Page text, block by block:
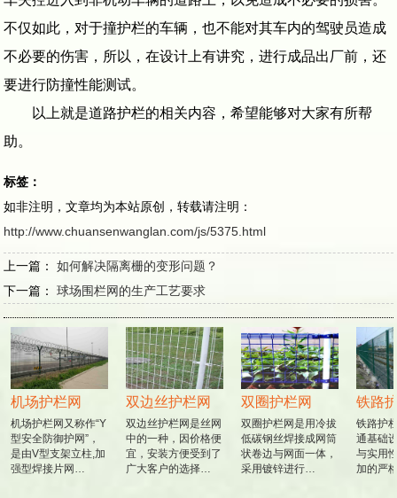
不仅如此，对于撞护栏的车辆，也不能对其车内的驾驶员造成
不必要的伤害，所以，在设计上有讲究，进行成品出厂前，还
要进行防撞性能测试。
以上就是道路护栏的相关内容，希望能够对大家有所帮
助。
标签：
如非注明，文章均为本站原创，转载请注明：
http://www.chuansenwanglan.com/js/5375.html
上一篇：如何解决隔离栅的变形问题？
下一篇：球场围栏网的生产工艺要求
机场护栏网
机场护栏网又称作“Y
型安全防御护网”，
是由V型支架立柱,加
强型焊接片网…
双边丝护栏网
双边丝护栏网是丝网
中的一种，因价格便
宜，安装方便受到了
广大客户的选择…
双圈护栏网
双圈护栏网是用冷拔
低碳钢丝焊接成网筒
状卷边与网面一体，
采用镀锌进行…
铁路
铁路护
通基础
与实用
加的严